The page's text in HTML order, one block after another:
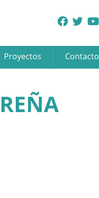
Proyectos Contacto